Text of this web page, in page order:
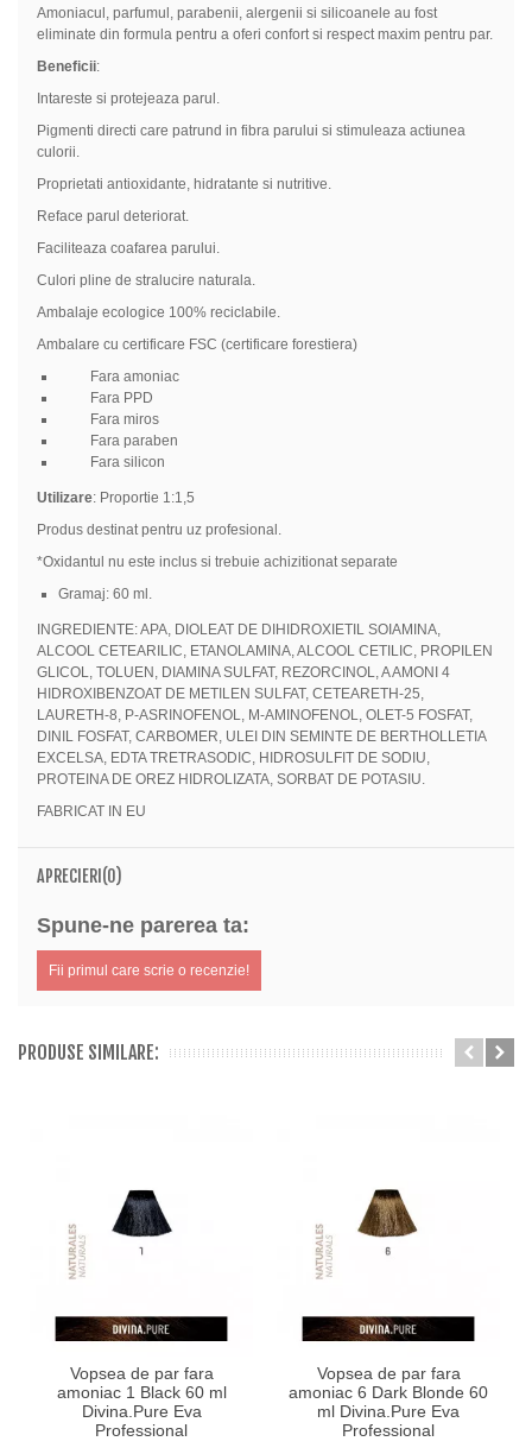
Amoniacul, parfumul, parabenii, alergenii si silicoanele au fost
eliminate din formula pentru a oferi confort si respect maxim pentru par.
Beneficii:
Intareste si protejeaza parul.
Pigmenti directi care patrund in fibra parului si stimuleaza actiunea
culorii.
Proprietati antioxidante, hidratante si nutritive.
Reface parul deteriorat.
Faciliteaza coafarea parului.
Culori pline de stralucire naturala.
Ambalaje ecologice 100% reciclabile.
Ambalare cu certificare FSC (certificare forestiera)
Fara amoniac
Fara PPD
Fara miros
Fara paraben
Fara silicon
Utilizare: Proportie 1:1,5
Produs destinat pentru uz profesional.
*Oxidantul nu este inclus si trebuie achizitionat separate
Gramaj: 60 ml.
INGREDIENTE: APA, DIOLEAT DE DIHIDROXIETIL SOIAMINA,
ALCOOL CETEARILIC, ETANOLAMINA, ALCOOL CETILIC, PROPILEN
GLICOL, TOLUEN, DIAMINA SULFAT, REZORCINOL, A AMONI 4
HIDROXIBENZOAT DE METILEN SULFAT, CETEARETH-25,
LAURETH-8, P-ASRINOFENOL, M-AMINOFENOL, OLET-5 FOSFAT,
DINIL FOSFAT, CARBOMER, ULEI DIN SEMINTE DE BERTHOLLETIA
EXCELSA, EDTA TRETRASODIC, HIDROSULFIT DE SODIU,
PROTEINA DE OREZ HIDROLIZATA, SORBAT DE POTASIU.
FABRICAT IN EU
APRECIERI(0)
Spune-ne parerea ta:
Fii primul care scrie o recenzie!
PRODUSE SIMILARE:
Vopsea de par fara
amoniac 1 Black 60 ml
Divina.Pure Eva
Professional
Vopsea de par fara
amoniac 6 Dark Blonde 60
ml Divina.Pure Eva
Professional